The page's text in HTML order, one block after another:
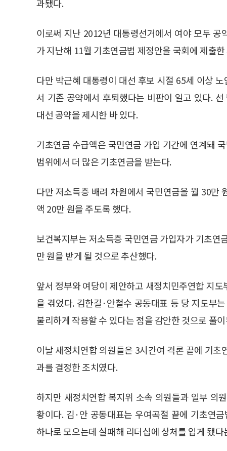
과됐다.
이로써 지난 2012년 대통령선거에서 여야 모두
가 지난해 11월 기초연금법 제정안을 국회에 제출
다만 박근혜 대통령이 대선 후보 시절 65세 이상
서 기존 공약에서 후퇴했다는 비판이 일고 있다.
대선 공약을 제시한 바 있다.
기초연금 수급액은 국민연금 가입 기간에 연계돼
범위에서 더 많은 기초연금을 받는다.
다만 저소득층 배려 차원에서 국민연금을 월 30만
액 20만 원을 주도록 했다.
보건복지부는 저소득층 국민연금 가입자가 기초
만 원을 받게 될 것으로 추산했다.
앞서 정부와 여당이 제안하고 새정치민주연합 지
을 겪었다. 김한길·안철수 공동대표 등 당 지도부
불리하게 작용할 수 있다는 점을 감안한 것으로 풀
이날 새정치연합 의원들은 3시간여 격론 끝에 기
과를 결정한 조치였다.
하지만 새정치연합 복지위 소속 의원들과 일부 의
황이다. 김·안 공동대표는 우여곡절 끝에 기초연
하나로 모으는데 실패해 리더십에 상처를 입게 됐